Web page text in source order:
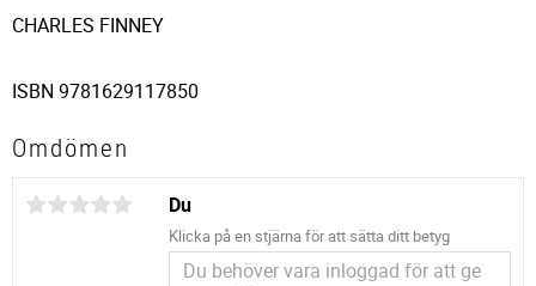
CHARLES FINNEY
ISBN 9781629117850
Omdömen
Du
Klicka på en stjärna för att sätta ditt betyg